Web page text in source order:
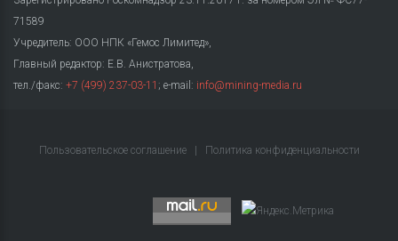
71589
Учредитель: ООО НПК «Гемос Лимитед»,
Главный редактор: Е.В. Анистратова,
тел./факс: +7 (499) 237-03-11 ; e-mail: info@mining-media.ru
Пользовательское соглашение Политика конфиденциальности